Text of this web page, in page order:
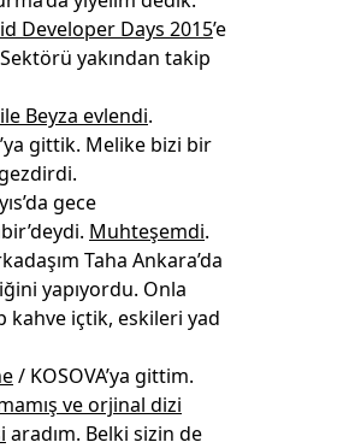
Developer Days 2015’e
yakından takip
Beyza evlendi.
gittik. Melike bizi bir
gece
Muhteşemdi.
Taha Ankara’da
yapıyordu. Onla
kahve içtik, eskileri yad
/ KOSOVA’ya gittim.
ve orjinal dizi
aradım. Belki sizin de